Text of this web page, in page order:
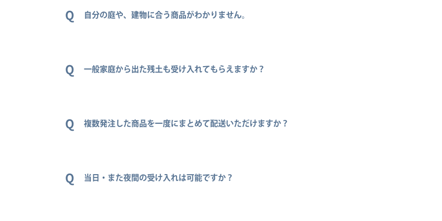
Q 自分の庭や、建物に合う商品がわかりません。
したら数量もご提案いたします。
Q 一般家庭から出た残土も受け入れてもらえますか？
Q 複数発注した商品を一度にまとめて配送いただけますか？
Q 当日・また夜間の受け入れは可能ですか？